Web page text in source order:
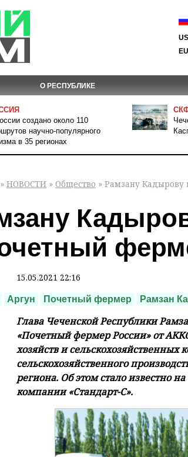
О РЕСПУБЛИКЕ
создано около 110
научно-популярного
в 35 регионах
» НОВОСТИ » Общество » Рамзану Кадырову
15.05.2021 22:16
Аргун Почетный фермер Рамзан
Глава Чеченской Республики
«Почетный фермер России» от
хозяйств и сельскохозяйственных
сельскохозяйственного
региона. Об этом стало известно
компании «Стандарт-С».